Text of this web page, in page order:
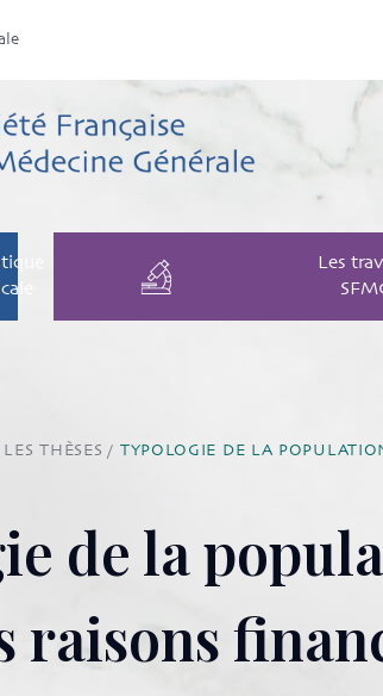
Les
LES THÈSES / TYPOLOGIE DE LA
de la
raisons